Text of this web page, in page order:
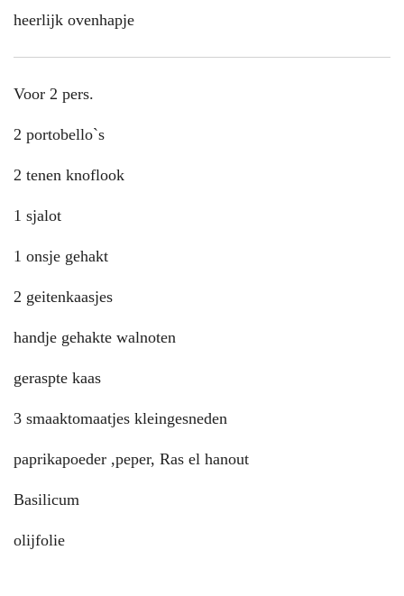
heerlijk ovenhapje
Voor 2 pers.
2 portobello`s
2 tenen knoflook
1 sjalot
1 onsje gehakt
2 geitenkaasjes
handje gehakte walnoten
geraspte kaas
3 smaaktomaatjes kleingesneden
paprikapoeder ,peper, Ras el hanout
Basilicum
olijfolie